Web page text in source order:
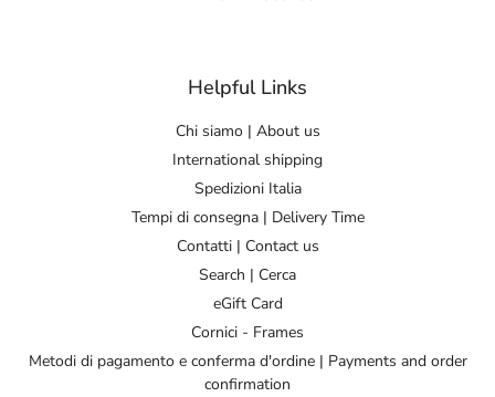
Helpful Links
Chi siamo | About us
International shipping
Spedizioni Italia
Tempi di consegna | Delivery Time
Contatti | Contact us
Search | Cerca
eGift Card
Cornici - Frames
Metodi di pagamento e conferma d'ordine | Payments and order
confirmation